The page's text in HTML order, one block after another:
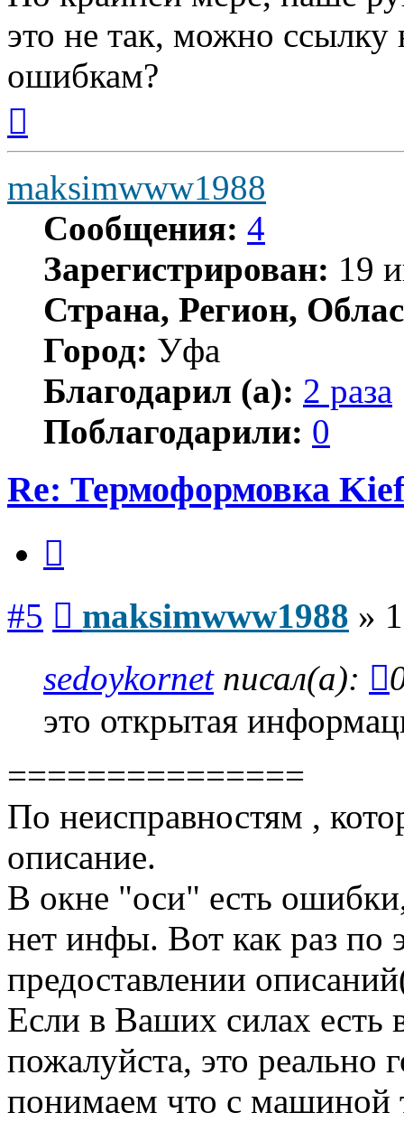
это не так, можно
ошибкам?
началу
maksimwww1988
Сообщения: 4
Зарегистрирован: 19
Страна, Регион,
Город: Уфа
Благодарил (а): 2 раза
Поблагодарили: 0
Re: Термоформовка
#5 maksimwww1988 »
sedoykornetписал(а):
это открытая
===============
По неисправностям ,
описание.
В окне "оси" есть
нет инфы. Вот как раз по
предоставлении
Если в Ваших силах есть
пожалуйста, это
понимаем что с машиной